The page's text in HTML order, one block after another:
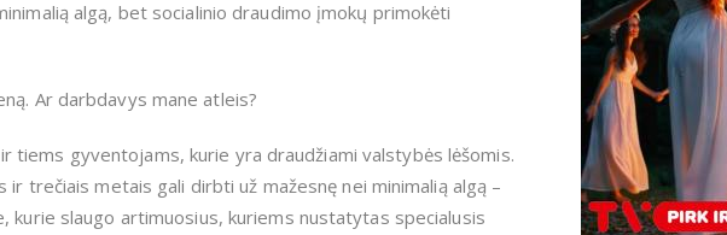
algą, bet socialinio draudimo įmokų primokėti
Ar darbdavys mane atleis?
tiems gyventojams, kurie yra draudžiami valstybės lėšomis.
trečiais metais gali dirbti už mažesnę nei minimalią algą –
kurie slaugo artimuosius, kuriems nustatytas specialusis